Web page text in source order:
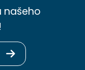
našeho